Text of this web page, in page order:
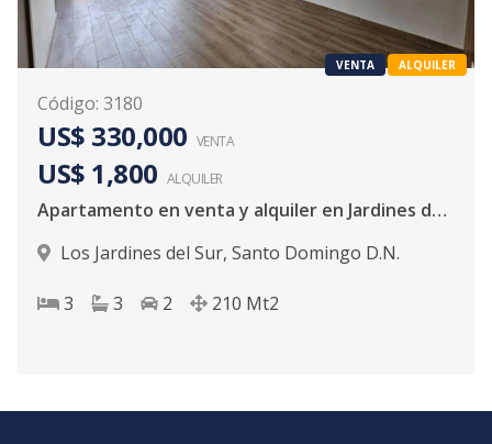
VENTA ALQUILER
Código: 3180
US$ 330,000 VENTA
US$ 1,800 ALQUILER
Apartamento en venta y alquiler en Jardines del Sur
Los Jardines del Sur, Santo Domingo D.N.
3 3 2 210 Mt2